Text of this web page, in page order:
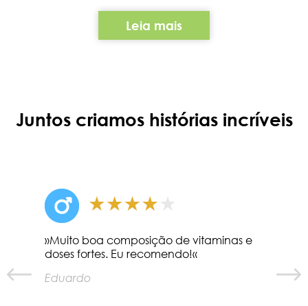
Leia mais
Juntos criamos histórias incríveis
»Muito boa composição de vitaminas e
doses fortes. Eu recomendo!«
Eduardo